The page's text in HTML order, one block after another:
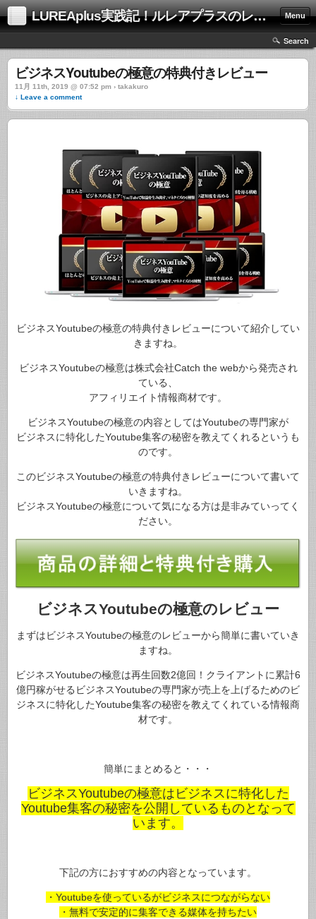
LUREAplus実践記！ルレアプラスのレビューサイト！ Menu
Search
ビジネスYoutubeの極意の特典付きレビュー
11月 11th, 2019 @ 07:52 pm › takakuro
↓ Leave a comment
ビジネスYoutubeの極意の特典付きレビューについて紹介してい
きますね。
ビジネスYoutubeの極意は株式会社Catch the webから発売され
ている、
アフィリエイト情報商材です。
ビジネスYoutubeの極意の内容としてはYoutubeの専門家が
ビジネスに特化したYoutube集客の秘密を教えてくれるというも
のです。
このビジネスYoutubeの極意の特典付きレビューについて書いて
いきますね。
ビジネスYoutubeの極意について気になる方は是非みていってく
ださい。
ビジネスYoutubeの極意のレビュー
まずはビジネスYoutubeの極意のレビューから簡単に書いていき
ますね。
ビジネスYoutubeの極意は再生回数2億回！クライアントに累計6
億円稼がせるビジネスYoutubeの専門家が売上を上げるためのビ
ジネスに特化したYoutube集客の秘密を教えてくれている情報商
材です。
簡単にまとめると・・・
ビジネスYoutubeの極意はビジネスに特化した
Youtube集客の秘密を公開しているものとなって
います。
下記の方におすすめの内容となっています。
・ Youtubeを使っているがビジネスにつながらない
・無料で安定的に集客できる媒体を持ちたい